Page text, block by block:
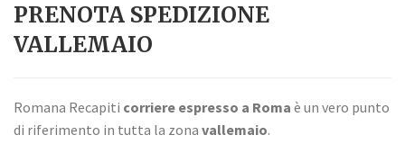
PRENOTA SPEDIZIONE
VALLEMAIO
Romana Recapiti corriere espresso a Roma è un vero punto
di riferimento in tutta la zona vallemaio.